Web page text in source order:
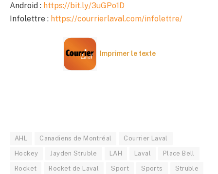
Android : https://bit.ly/3uGPo1D
Infolettre : https://courrierlaval.com/infolettre/
Imprimer le texte
AHL Canadiens de Montréal Courrier Laval
Hockey Jayden Struble LAH Laval Place Bell
Rocket Rocket de Laval Sport Sports Struble